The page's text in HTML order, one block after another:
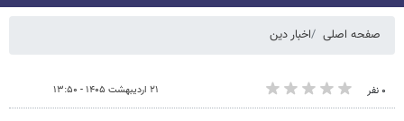
صفحه اصلی اخبار دین
۰ نفر ۲۱ اردیبهشت ۱۴۰۵ - ۱۳:۵۰